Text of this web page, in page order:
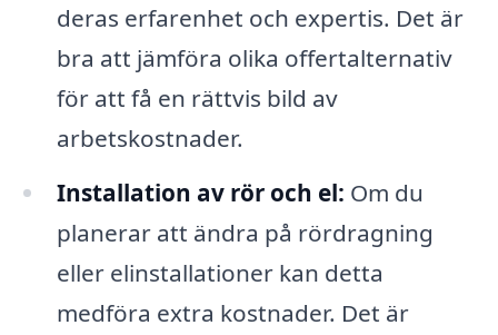
deras erfarenhet och expertis. Det är
bra att jämföra olika offertalternativ
för att få en rättvis bild av
arbetskostnader.
Installation av rör och el: Om du
planerar att ändra på rördragning
eller elinstallationer kan detta
medföra extra kostnader. Det är